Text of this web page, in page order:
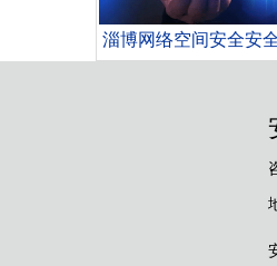
淄博网络空间安全安
系认证